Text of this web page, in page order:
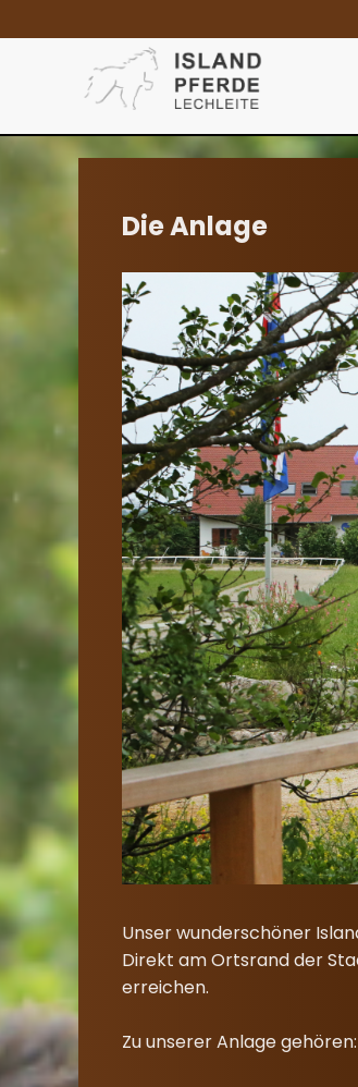
Die Anlage
Unser wunderschöner
Direkt am Ortsrand der
erreichen.
Zu unserer Anlage gehören: